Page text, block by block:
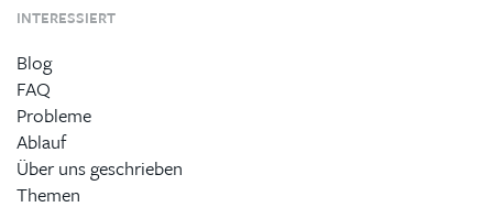
INTERESSIERT
Blog
FAQ
Probleme
Ablauf
Über uns geschrieben
Themen